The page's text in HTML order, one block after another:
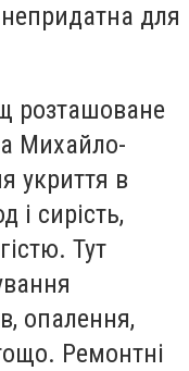
для
розташоване
Михайло-
укриття в
і сирість,
Тут
опалення,
тощо. Ремонтні